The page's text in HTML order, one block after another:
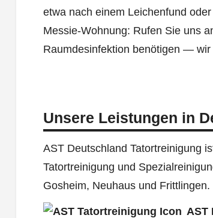
etwa nach einem Leichenfund
Messie-Wohnung: Rufen Sie uns
Raumdesinfektion benötigen — wir
Unsere Leistungen in
AST Deutschland Tatortreinigung
Tatortreinigung und
Gosheim, Neuhaus und Frittlingen.
AST